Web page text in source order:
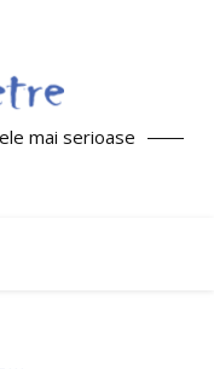
mai serioase